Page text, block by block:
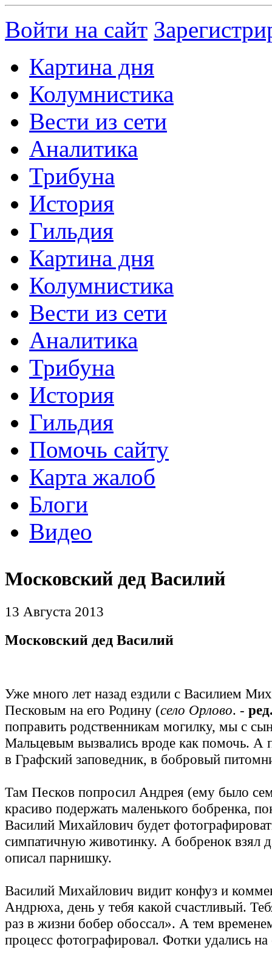
Войти на сайт
Картина дня
Колумнистика
Вести из сети
Аналитика
Трибуна
История
Гильдия
Картина дня
Колумнистика
Вести из сети
Аналитика
Трибуна
История
Гильдия
Помочь сайту
Карта жалоб
Блоги
Видео
Московский дед Василий
13 Августа 2013
Московский дед Василий
Уже много лет назад ездили с Василием
Песковым на его Родину (село Орлово. -
поправить родственникам могилку, мы с
Мальцевым вызвались вроде как помочь. А
в Графский заповедник, в бобровый
Там Песков попросил Андрея (ему было
красиво подержать маленького бобренка,
Василий Михайлович будет
симпатичную животинку. А бобренок взял
описал парнишку.
Василий Михайлович видит конфуз и
Андрюха, день у тебя какой счастливый.
раз в жизни бобер обоссал». А тем
процесс фотографировал. Фотки удались на